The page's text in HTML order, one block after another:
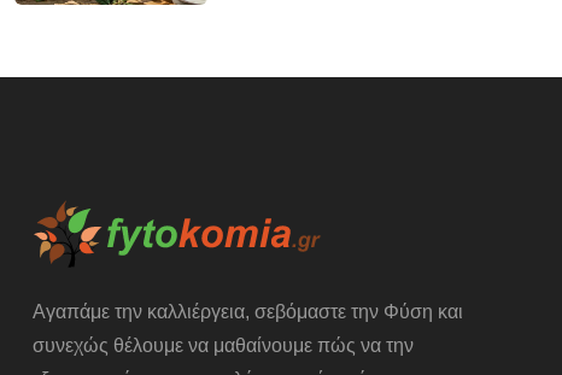
Αγαπάμε την καλλιέργεια, σεβόμαστε την Φύση και
συνεχώς θέλουμε να μαθαίνουμε πώς να την